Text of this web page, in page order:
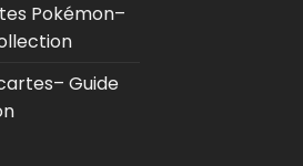
Pokémon–
Guide